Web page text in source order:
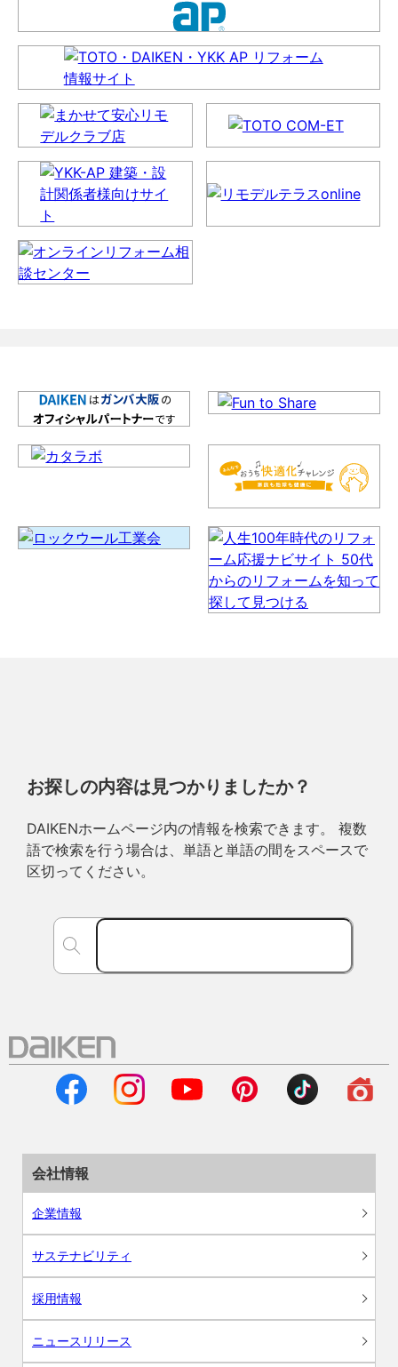
お探しの内容は見つかりましたか？
DAIKENホームページ内の情報を検索できます。 複数
語で検索を行う場合は、単語と単語の間をスペースで
区切ってください。
会社情報
企業情報
サステナビリティ
採用情報
ニュースリリース